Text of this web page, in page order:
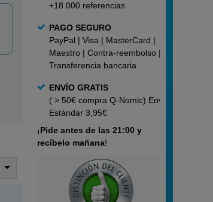
+18.000 referencias
PAGO SEGURO
PayPal | Visa | MasterCard |
Maestro | Contra-reembolso |
Transferencia bancaria
ENVÍO GRATIS
( > 50€ compra Q-Nomic) Envío
Estándar 3,95€
¡Pide antes de las 21:00 y
recíbelo mañana!